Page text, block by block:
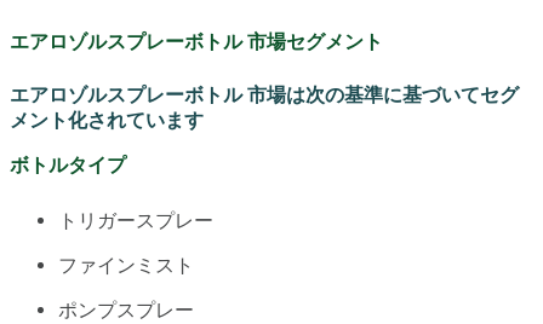
エアロゾルスプレーボトル 市場セグメント
エアロゾルスプレーボトル 市場は次の基準に基づいてセグ
メント化されています
ボトルタイプ
トリガースプレー
ファインミスト
ポンプスプレー